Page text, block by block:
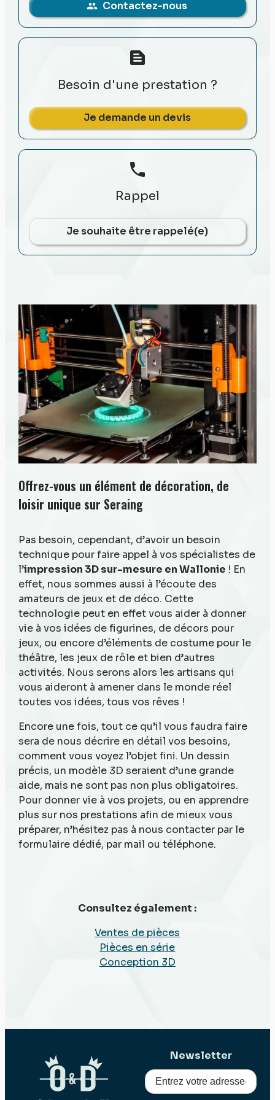
people Contactez-nous
text_snippet
Besoin d'une prestation ?
Je demande un devis
phone
Rappel
Je souhaite être rappelé(e)
Offrez-vous un élément de décoration, de
loisir unique sur Seraing
Pas besoin, cependant, d’avoir un besoin
technique pour faire appel à vos spécialistes de
l’impression 3D sur-mesure en Wallonie ! En
effet, nous sommes aussi à l’écoute des
amateurs de jeux et de déco. Cette
technologie peut en effet vous aider à donner
vie à vos idées de figurines, de décors pour
jeux, ou encore d’éléments de costume pour le
théâtre, les jeux de rôle et bien d’autres
activités. Nous serons alors les artisans qui
vous aideront à amener dans le monde réel
toutes vos idées, tous vos rêves !
Encore une fois, tout ce qu’il vous faudra faire
sera de nous décrire en détail vos besoins,
comment vous voyez l’objet fini. Un dessin
précis, un modèle 3D seraient d’une grande
aide, mais ne sont pas non plus obligatoires.
Pour donner vie à vos projets, ou en apprendre
plus sur nos prestations afin de mieux vous
préparer, n’hésitez pas à nous contacter par le
formulaire dédié, par mail ou téléphone.
Consultez également :
Ventes de pièces
Pièces en série
Conception 3D
Newsletter